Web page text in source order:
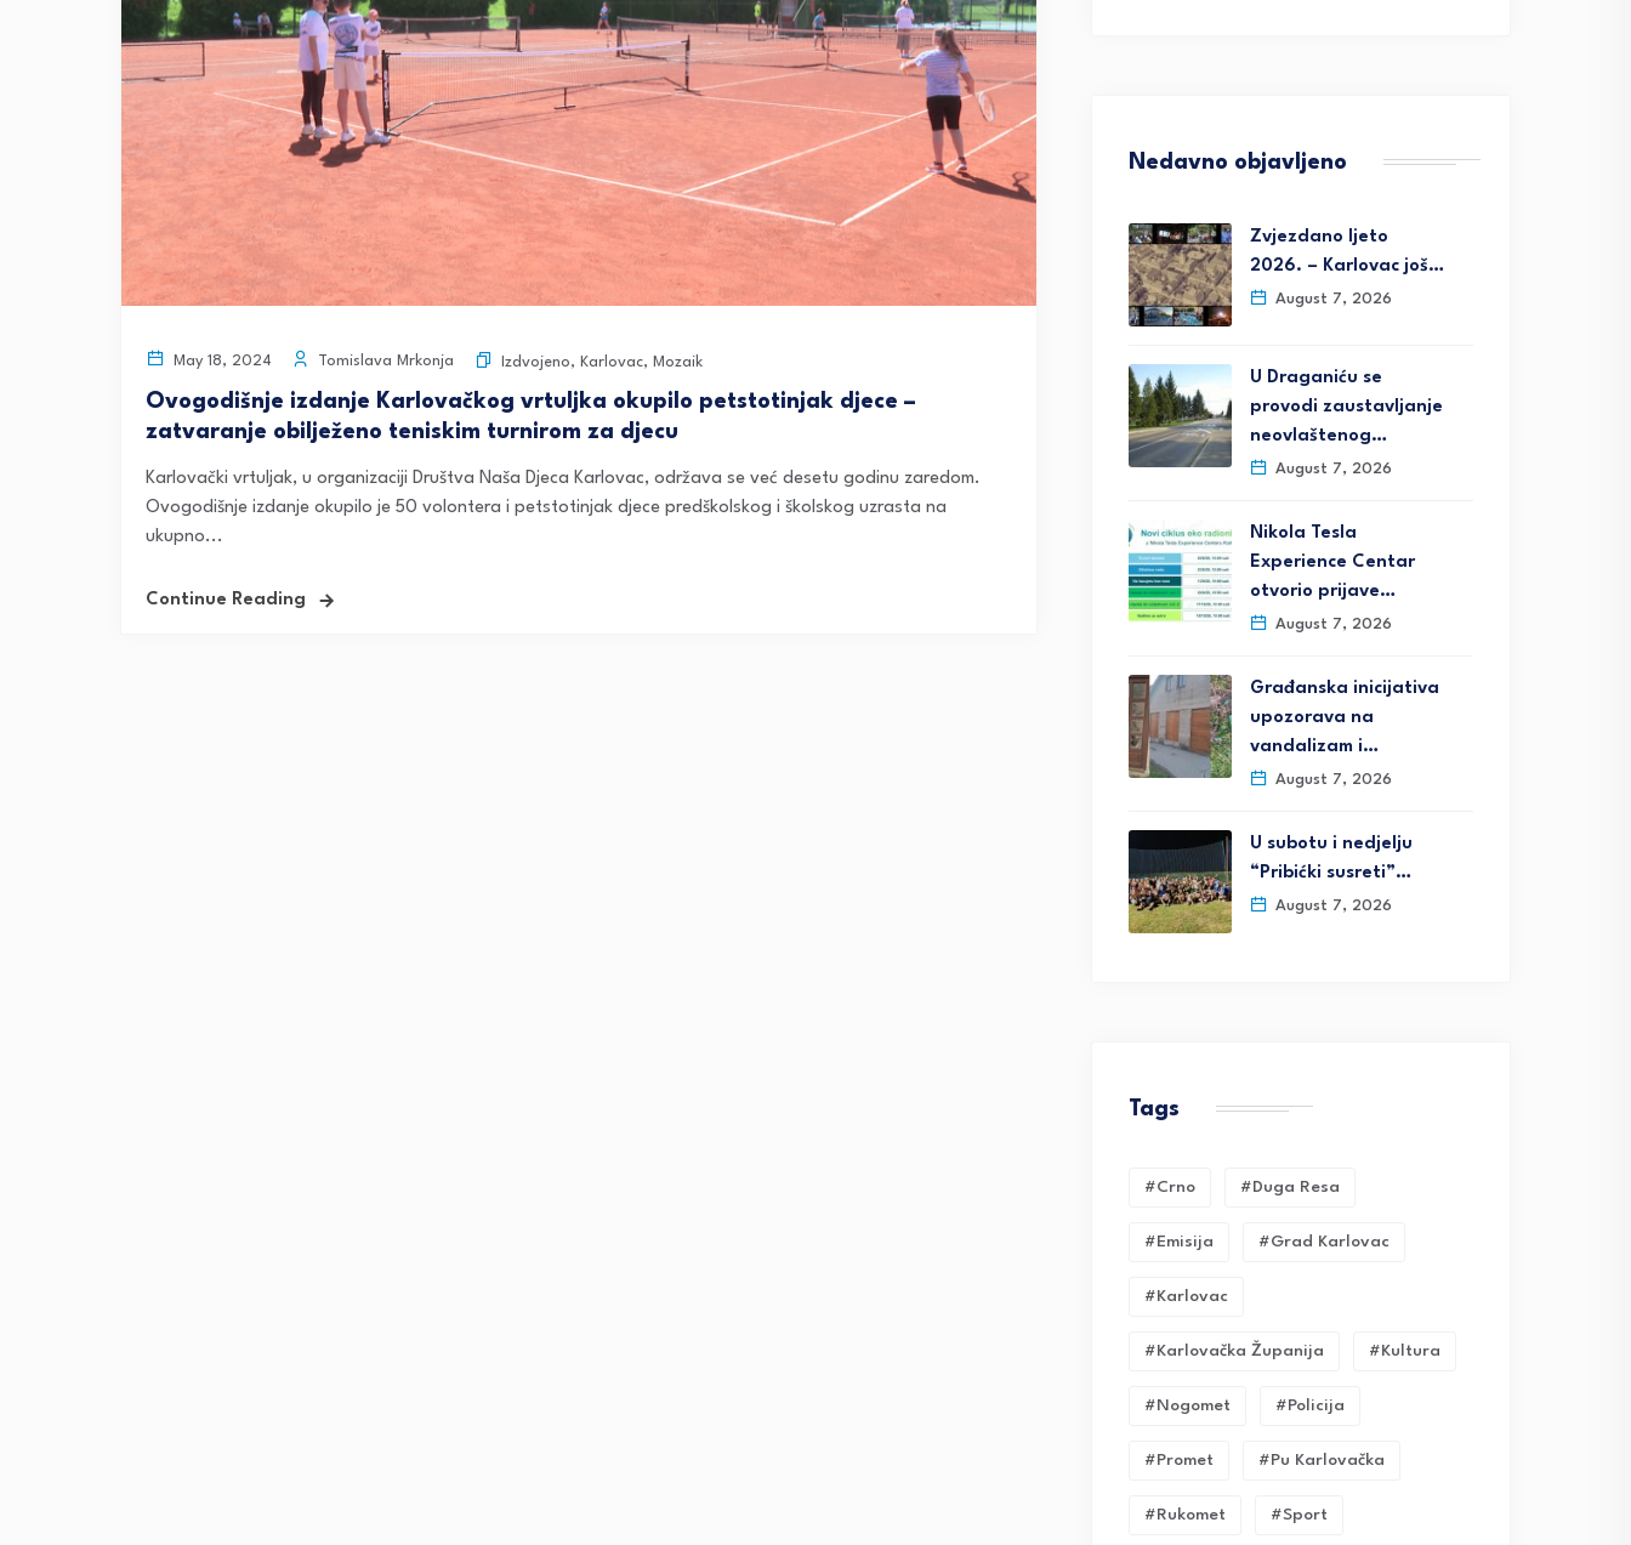
May 18, 2024 Tomislava Mrkonja Izdvojeno, Karlovac, Mozaik
Ovogodišnje izdanje Karlovačkog vrtuljka okupilo petstotinjak djece –
zatvaranje obilježeno teniskim turnirom za djecu
Karlovački vrtuljak, u organizaciji Društva Naša Djeca Karlovac, održava se već desetu godinu zaredom.
Ovogodišnje izdanje okupilo je 50 volontera i petstotinjak djece predškolskog i školskog uzrasta na
ukupno...
Continue Reading
Nedavno objavljeno
Zvjezdano ljeto
2026. – Karlovac još…
August 7, 2026
U Draganiću se
provodi zaustavljanje
neovlaštenog…
August 7, 2026
Nikola Tesla
Experience Centar
otvorio prijave…
August 7, 2026
Građanska inicijativa
upozorava na
vandalizam i…
August 7, 2026
U subotu i nedjelju
“Pribićki susreti”…
August 7, 2026
Tags
#crno #duga Resa
#emisija #grad Karlovac
#karlovac
#karlovačka Županija #kultura
#nogomet #policija
#promet #pu Karlovačka
#rukomet #sport